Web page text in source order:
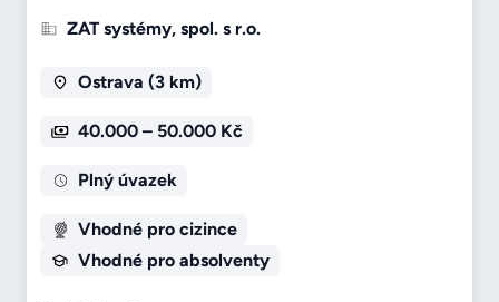
ZAT systémy, spol. s r.o.
Ostrava (3 km)
40.000 – 50.000 Kč
Plný úvazek
Vhodné pro cizince
Vhodné pro absolventy